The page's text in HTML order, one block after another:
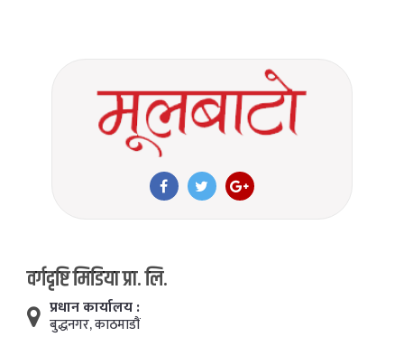
वर्गदृष्टि मिडिया प्रा. लि.
प्रधान कार्यालय :
बुद्धनगर, काठमाडाैं